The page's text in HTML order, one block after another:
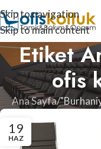
Skip to navigation
Skip to main content
Etiket
ofis
Ana Sayfa
19
HAZ